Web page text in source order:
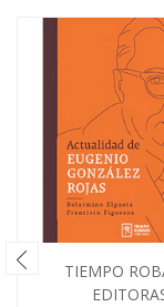
TIEMPO